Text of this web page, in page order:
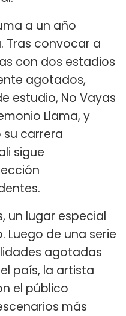
a un año
Tras convocar a
con dos estadios
agotados,
estudio, No Vayas
Llama, y
carrera
sigue
un lugar especial
Luego de una serie
agotadas
país, la artista
el público
más